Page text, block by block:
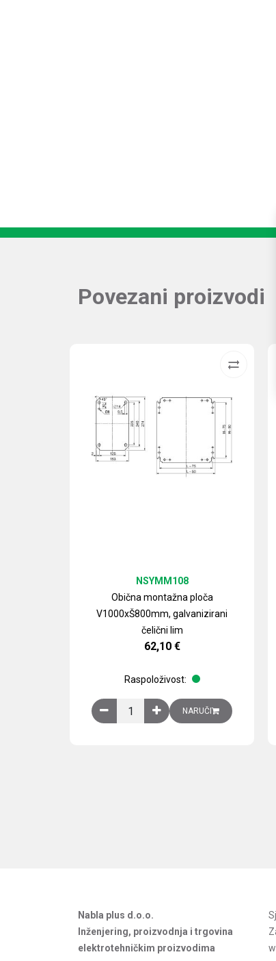
Povezani proizvodi
Obična montažna ploča
V1000xŠ800mm, galvanizirani
čelični lim
NSYMM108
62,10 €
Raspoloživost:
Obična montažna ploča
NARUČI
Nabla plus d.o.o.
Inženjering, proizvodnja i trgovina
elektrotehničkim proizvodima